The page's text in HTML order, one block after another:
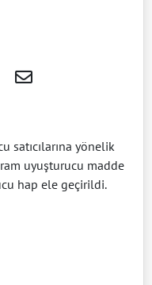
satıcılarına yönelik
uyuşturucu madde
hap ele geçirildi.